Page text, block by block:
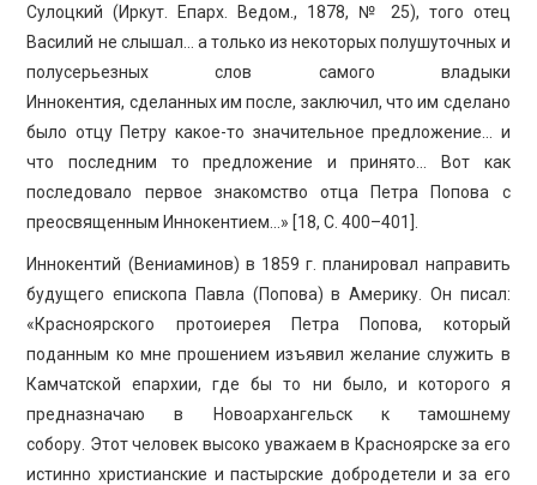
Сулоцкий (Иркут. Епарх. Ведом., 1878, № 25), того отец
Василий не слышал… а только из некоторых полушуточных и
полусерьезных слов самого владыки
Иннокентия, сделанных им после, заключил, что им сделано
было отцу Петру какое-то значительное предложение… и
что последним то предложение и принято… Вот как
последовало первое знакомство отца Петра Попова с
преосвященным Иннокентием…» [18, C. 400–401].
Иннокентий (Вениаминов) в 1859 г. планировал направить
будущего епископа Павла (Попова) в Америку. Он писал:
«Красноярского протоиерея Петра Попова, который
поданным ко мне прошением изъявил желание служить в
Камчатской епархии, где бы то ни было, и которого я
предназначаю в Новоархангельск к тамошнему
собору. Этот человек высоко уважаем в Красноярске за его
истинно христианские и пастырские добродетели и за его